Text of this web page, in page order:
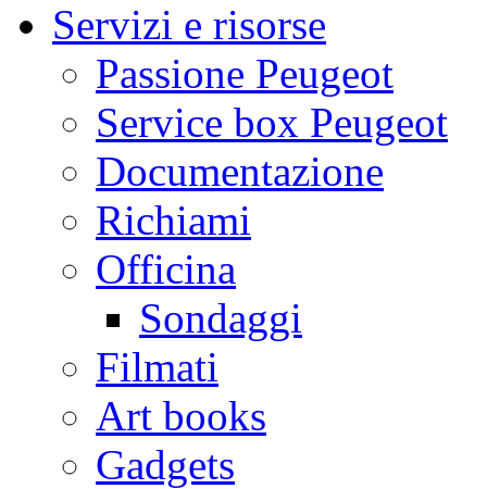
Servizi e risorse
Passione Peugeot
Service box Peugeot
Documentazione
Richiami
Officina
Sondaggi
Filmati
Art books
Gadgets